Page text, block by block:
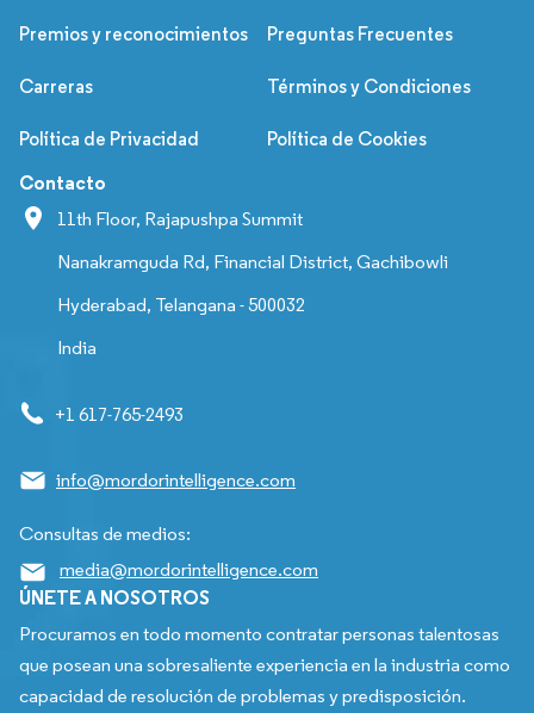
Premios y reconocimientos Preguntas Frecuentes
Carreras Términos y Condiciones
Política de Privacidad Política de Cookies
Contacto
11th Floor, Rajapushpa Summit
Nanakramguda Rd, Financial District, Gachibowli
Hyderabad, Telangana - 500032
India
+1 617-765-2493
info@mordorintelligence.com
Consultas de medios:
media@mordorintelligence.com
ÚNETE A NOSOTROS
Procuramos en todo momento contratar personas talentosas
que posean una sobresaliente experiencia en la industria como
capacidad de resolución de problemas y predisposición.